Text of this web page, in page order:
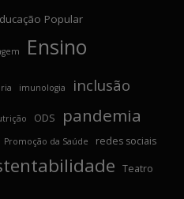
Popular
Ensino
imunologia inclusão
ODS pandemia
Promoção da Saúde redes sociais
Teatro